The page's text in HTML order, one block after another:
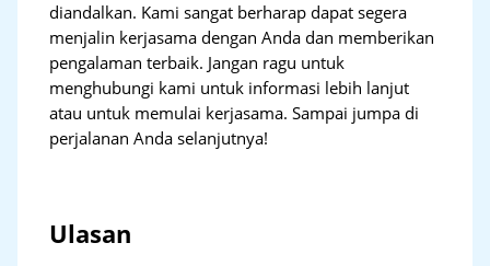
diandalkan. Kami sangat berharap dapat segera
menjalin kerjasama dengan Anda dan memberikan
pengalaman terbaik. Jangan ragu untuk
menghubungi kami untuk informasi lebih lanjut
atau untuk memulai kerjasama. Sampai jumpa di
perjalanan Anda selanjutnya!
Ulasan